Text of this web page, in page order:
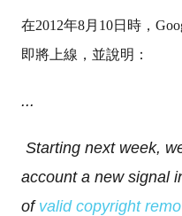
在2012年8月10日時，
即將上線，並說明：
...
Starting next week,
account a new signal
of valid copyright